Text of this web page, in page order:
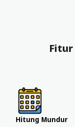
Hitung Mundur